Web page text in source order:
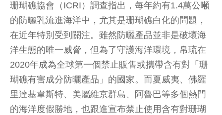
珊瑚礁協會（ICRI）調查指出，每年約有1.4萬公噸
的防曬乳流進海洋中，尤其是珊瑚礁白化的問題，
在近年特別受到關注。雖然防曬產品並非是破壞海
洋生態的唯一威脅，但為了守護海洋環境，帛琉在
2020年成為全球第一個禁止販售或攜帶含有對「珊
瑚礁有害成分防曬產品」的國家。而夏威夷、佛羅
里達基韋斯特、美屬維京群島、阿魯巴等多個熱門
的海洋度假勝地，也跟進宣布禁止使用含有對珊瑚